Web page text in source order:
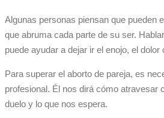
Algunas personas piensan que pueden
que abruma cada parte de su ser.
puede ayudar a dejar ir el enojo, el dolor
Para superar el aborto de pareja, es
profesional. Él nos dirá cómo atravesar
duelo y lo que nos espera.